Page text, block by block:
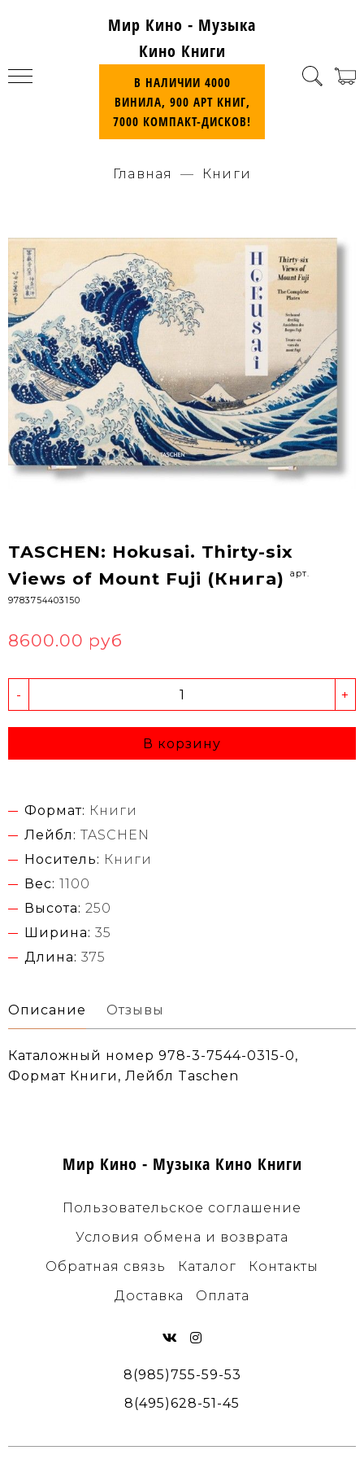
Мир Кино - Музыка
Кино Книги
В НАЛИЧИИ 4000
ВИНИЛА, 900 АРТ КНИГ,
7000 КОМПАКТ-ДИСКОВ!
Главная Книги
TASCHEN: Hokusai. Thirty-six
Views of Mount Fuji (Книга)
арт.
9783754403150
8600.00 руб
- +
В корзину
Формат: Книги
Лейбл: TASCHEN
Носитель: Книги
Вес: 1100
Высота: 250
Ширина: 35
Длина: 375
Описание Отзывы
Каталожный номер 978-3-7544-0315-0,
Формат Книги, Лейбл Taschen
Мир Кино - Музыка Кино Книги
Пользовательское соглашение
Условия обмена и возврата
Обратная связь
Каталог
Контакты
Доставка
Оплата
8(985)755-59-53
8(495)628-51-45